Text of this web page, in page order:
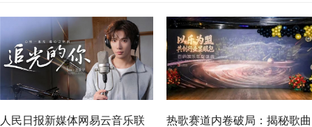
人民日报新媒体网易云音乐联 热歌赛道内卷破局：揭秘歌曲